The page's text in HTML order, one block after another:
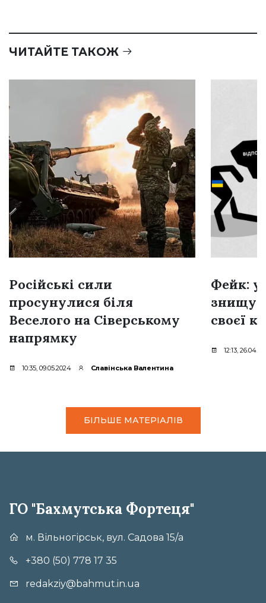
ЧИТАЙТЕ ТАКОЖ
Російські сили
просунулися біля
Веселого на Сіверському
напрямку
10:35, 09.05.2024 Славінська Валентина
Фейк:
своєї
12:13,
БІЛЬШЕ МАТЕРІАЛІВ
ГО "Бахмутська Фортеця"
м. Вільногірськ, вул. Садова 15/а
+380 (50) 778 17 35
redakziy@bahmut.in.ua